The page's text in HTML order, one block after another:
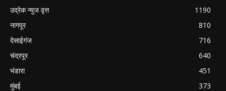
उद्रेक न्युज वृत्त
1190
नागपूर
810
देसाईगंज
716
चंद्रपूर
640
भंडारा
451
मुंबई
373